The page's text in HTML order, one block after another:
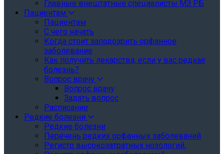
Главные внештатные специалисты МЗ РБ
Пациентам
Пациентам
С чего начать
Когда стоит заподозрить орфанное
заболевание
Как получить лекарства, если у вас редкая
болезнь?
Вопрос врачу
Вопрос врачу
Задать вопрос
Расписание
Редкие болезни
Редкие болезни
Перечень редких орфанных заболеваний
Регистр высокозатратных нозологий.